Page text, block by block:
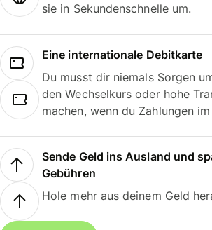
sie in Sekundenschnelle um.
Eine internationale Debitkarte
Du musst dir niemals Sorgen
den Wechselkurs oder hohe
machen, wenn du Zahlungen
Sende Geld ins Ausland und
Gebühren
Hole mehr aus deinem Geld